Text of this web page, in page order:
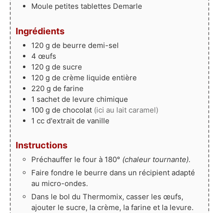
Moule petites tablettes Demarle
Ingrédients
120 g de beurre demi-sel
4 œufs
120 g de sucre
120 g de crème liquide entière
220 g de farine
1 sachet de levure chimique
100 g de chocolat (ici au lait caramel)
1 cc d'extrait de vanille
Instructions
Préchauffer le four à 180° (chaleur tournante).
Faire fondre le beurre dans un récipient adapté
au micro-ondes.
Dans le bol du Thermomix, casser les œufs,
ajouter le sucre, la crème, la farine et la levure.